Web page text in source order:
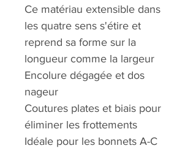
Ce matériau extensible dans
les quatre sens s'étire et
reprend sa forme sur la
longueur comme la largeur
Encolure dégagée et dos
nageur
Coutures plates et biais pour
éliminer les frottements
Idéale pour les bonnets A-C